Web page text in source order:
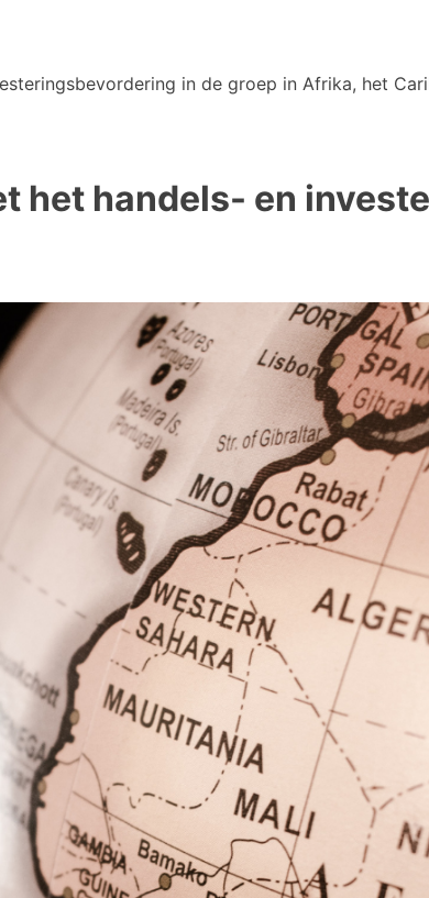
in de groep in Afrika, het
het handels- en